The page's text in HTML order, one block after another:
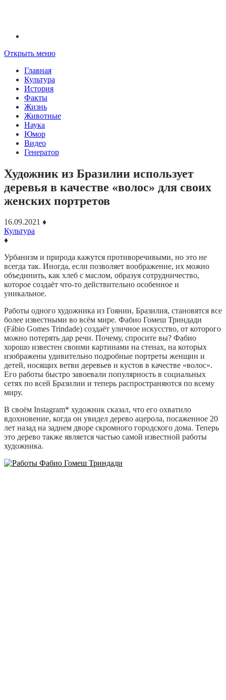
Открыть меню
Главная
Культура
История
Факты
Жизнь
Животные
Наука
Юмор
Видео
Генератор
Художник из Бразилии использует
деревья в качестве «волос» для своих
женских портретов
16.09.2021 ♦
Культура
♦
Урбанизм и природа кажутся противоречивыми, но это не
всегда так. Иногда, если позволяет воображение, их можно
объединить, как хлеб с маслом, образуя сотрудничество,
которое создаёт что-то действительно особенное и
уникальное.
Работы одного художника из Гоянии, Бразилия, становятся все
более известными во всём мире. Фабио Гомеш Триндади
(Fábio Gomes Trindade) создаёт уличное искусство, от которого
можно потерять дар речи. Почему, спросите вы? Фабио
хорошо известен своими картинами на стенах, на которых
изображены удивительно подробные портреты женщин и
детей, носящих ветви деревьев и кустов в качестве «волос».
Его работы быстро завоевали популярность в социальных
сетях по всей Бразилии и теперь распространяются по всему
миру.
В своём Instagram* художник сказал, что его охватило
вдохновение, когда он увидел дерево ацерола, посаженное 20
лет назад на заднем дворе скромного городского дома. Теперь
это дерево также является частью самой известной работы
художника.